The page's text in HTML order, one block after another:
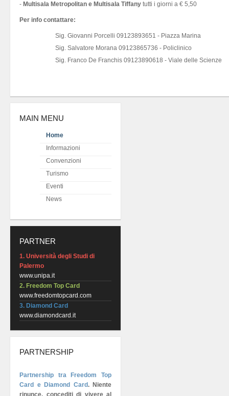
- Multisala Metropolitan e Multisala Tiffany tutti i giorni a € 5,50
Per info contattare:
Sig. Giovanni Porcelli 09123893651 - Piazza Marina
Sig. Salvatore Morana 09123865736 - Policlinico
Sig. Franco De Franchis 09123890618 - Viale delle Scienze
MAIN MENU
Home
Informazioni
Convenzioni
Turismo
Eventi
News
PARTNER
1. Università degli Studi di
Palermo
www.unipa.it
2. Freedom Top Card
www.freedomtopcard.com
3. Diamond Card
www.diamondcard.it
PARTNERSHIP
Partnership tra Freedom Top
Card e Diamond Card. Niente
rinunce, concediti di vivere al